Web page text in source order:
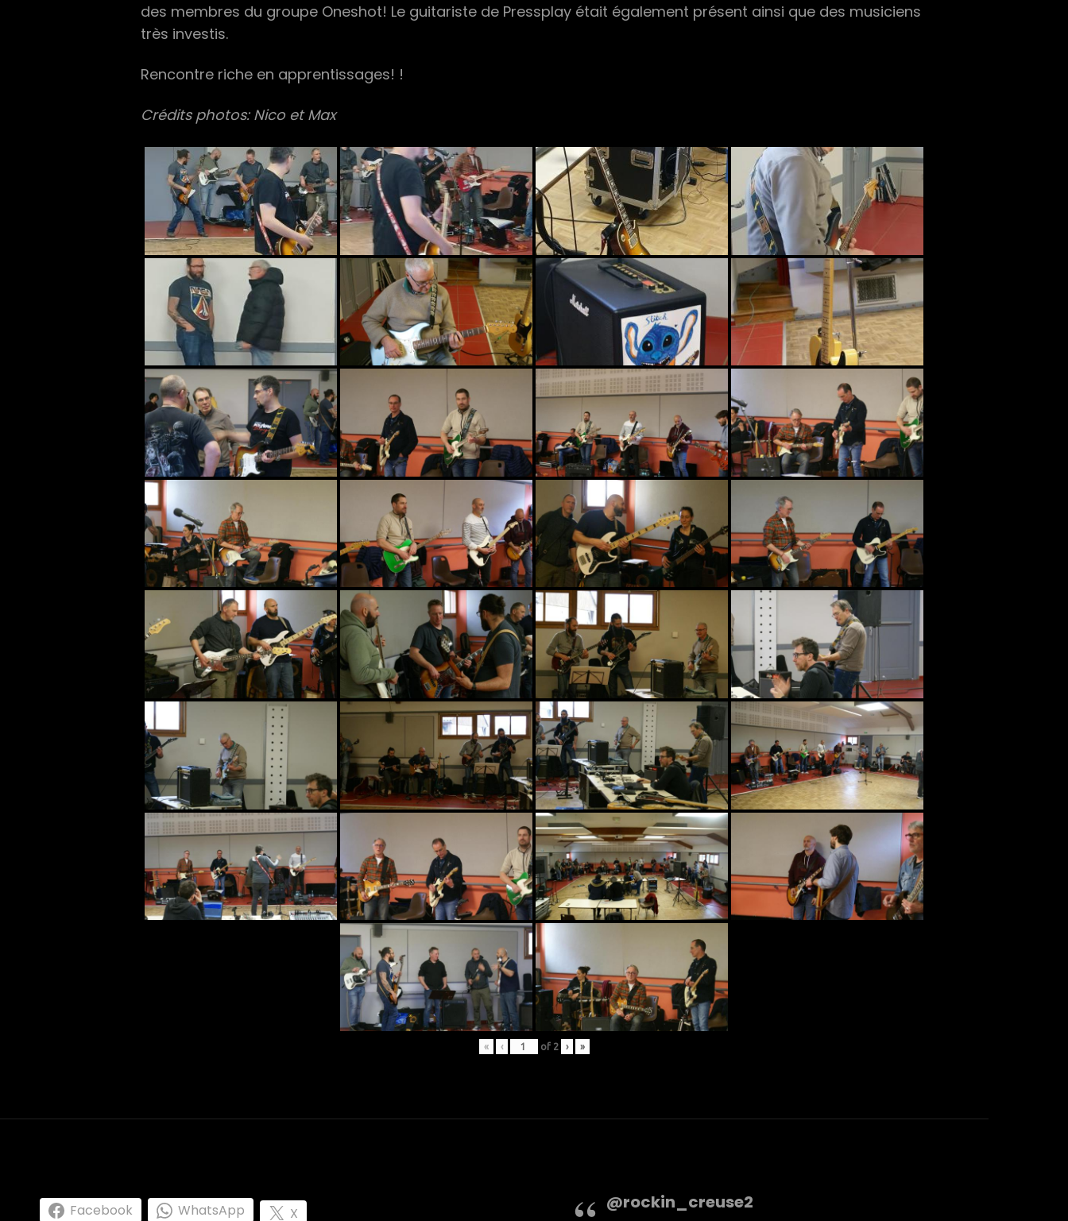
des membres du groupe Oneshot! Le guitariste de Pressplay était également présent ainsi que des musiciens
très investis.
Rencontre riche en apprentissages! !
Crédits photos: Nico et Max
« ‹ of 2 › »
Facebook WhatsApp X
@rockin_creuse2